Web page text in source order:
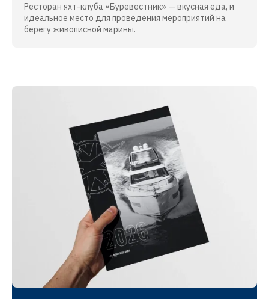
Ресторан яхт-клуба «Буревестник» — вкусная еда, и
идеальное место для проведения мероприятий на
берегу живописной марины.